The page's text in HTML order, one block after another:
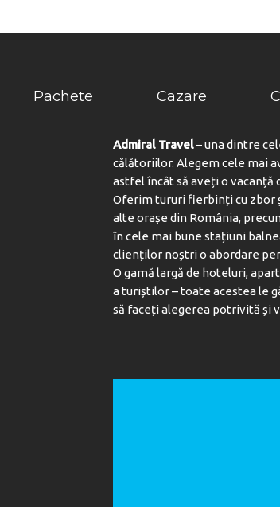
Pachete Cazare
Admiral Travel– una dintre
călătoriilor. Alegem cele mai
astfel încât să aveți o vacanță
Oferim tururi fierbinți cu zbor
alte orașe din România,
în cele mai bune stațiuni
clienților noștri o abordare
O gamă largă de hoteluri,
a turiștilor – toate acestea le
să faceți alegerea potrivită și